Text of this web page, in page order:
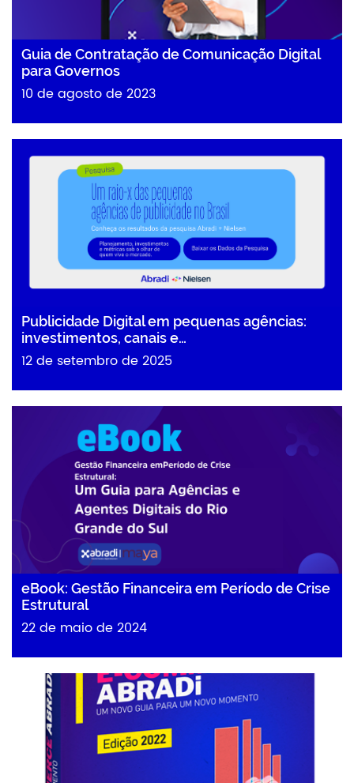
Guia de Contratação de Comunicação Digital
para Governos
10 de agosto de 2023
Publicidade Digital em pequenas agências:
investimentos, canais e…
12 de setembro de 2025
eBook: Gestão Financeira em Período de Crise
Estrutural
22 de maio de 2024